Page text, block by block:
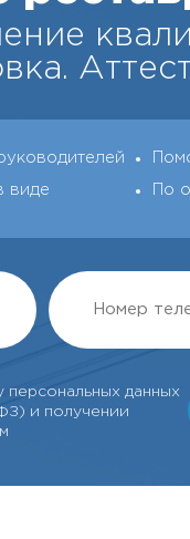
виде
По
персональных данных
и получении